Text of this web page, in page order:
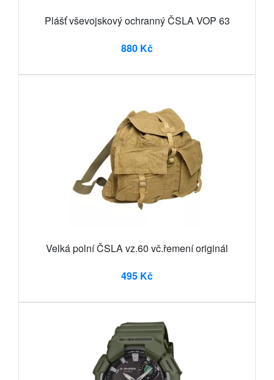
Plášť vševojskový ochranný ČSLA VOP 63
880 Kč
Velká polní ČSLA vz.60 vč.řemení originál
495 Kč